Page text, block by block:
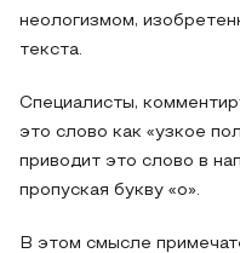
неологизмом,
текста.
Специалисты,
это слово как «узкое
приводит это слово в
пропуская букву «о».
В этом смысле